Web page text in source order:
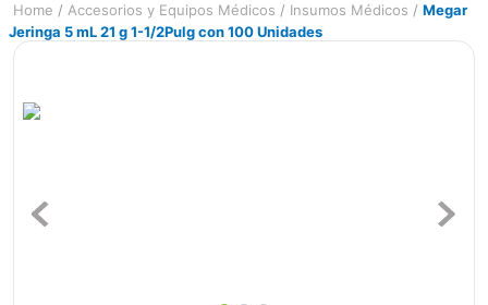
Accesorios y Equipos Médicos Insumos Médicos
Megar
Jeringa 5 mL 21 g 1-1/2Pulg con 100 Unidades